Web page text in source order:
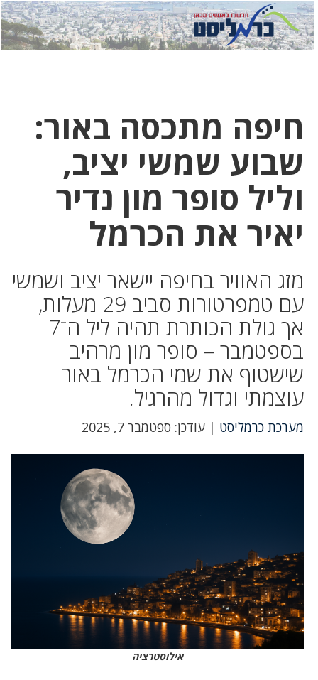
לחץ
כאן
לחץ
כדי
חיפה מתכסה באור:
שבוע שמשי יציב,
וליל סופר מון נדיר
יאיר את הכרמל
מזג האוויר בחיפה יישאר יציב ושמשי
עם טמפרטורות סביב 29 מעלות,
אך גולת הכותרת תהיה ליל ה־7
בספטמבר – סופר מון מרהיב
שישטוף את שמי הכרמל באור
עוצמתי וגדול מהרגיל.
מערכת כרמליסט | עודכן: ספטמבר 7, 2025
אילוסטרציה